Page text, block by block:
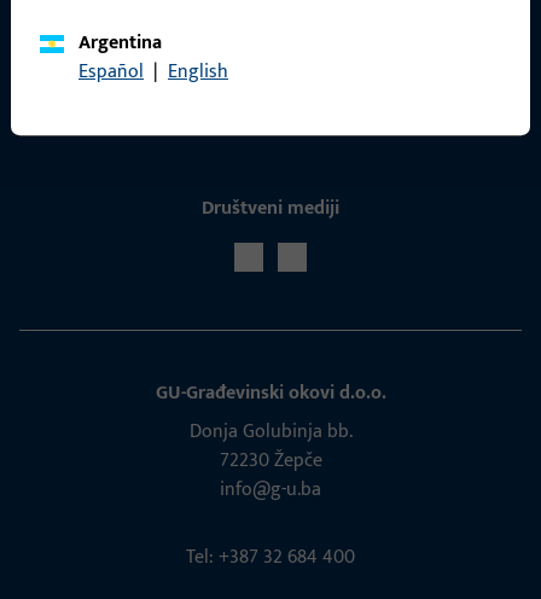
Argentina
Español | English
Društveni mediji
GU-Građevinski okovi d.o.o.
Donja Golubinja bb.
72230 Žepče
info@g-u.ba
Tel: +387 32 684 400